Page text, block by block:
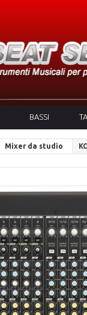
BASSI
Mixer da studio